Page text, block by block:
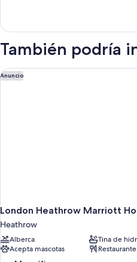
individual
También podría
Anuncio
London Heathrow Marriott
Heathrow
Alberca
Tina de
Acepta mascotas
Restaurante
London Heathrow Marriott